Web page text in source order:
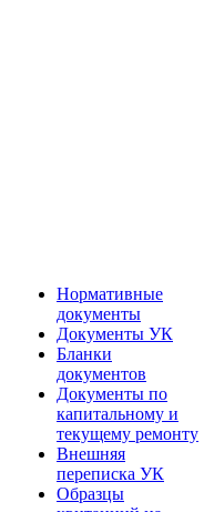
Нормативные
документы
Документы УК
Бланки
документов
Документы по
капитальному и
текущему ремонту
Внешняя
переписка УК
Образцы